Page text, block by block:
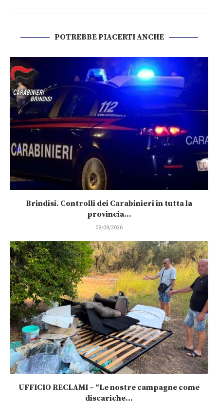
POTREBBE PIACERTI ANCHE
Brindisi. Controlli dei Carabinieri in tutta la
provincia...
08/08/2026
UFFICIO RECLAMI – “Le nostre campagne come
discariche...